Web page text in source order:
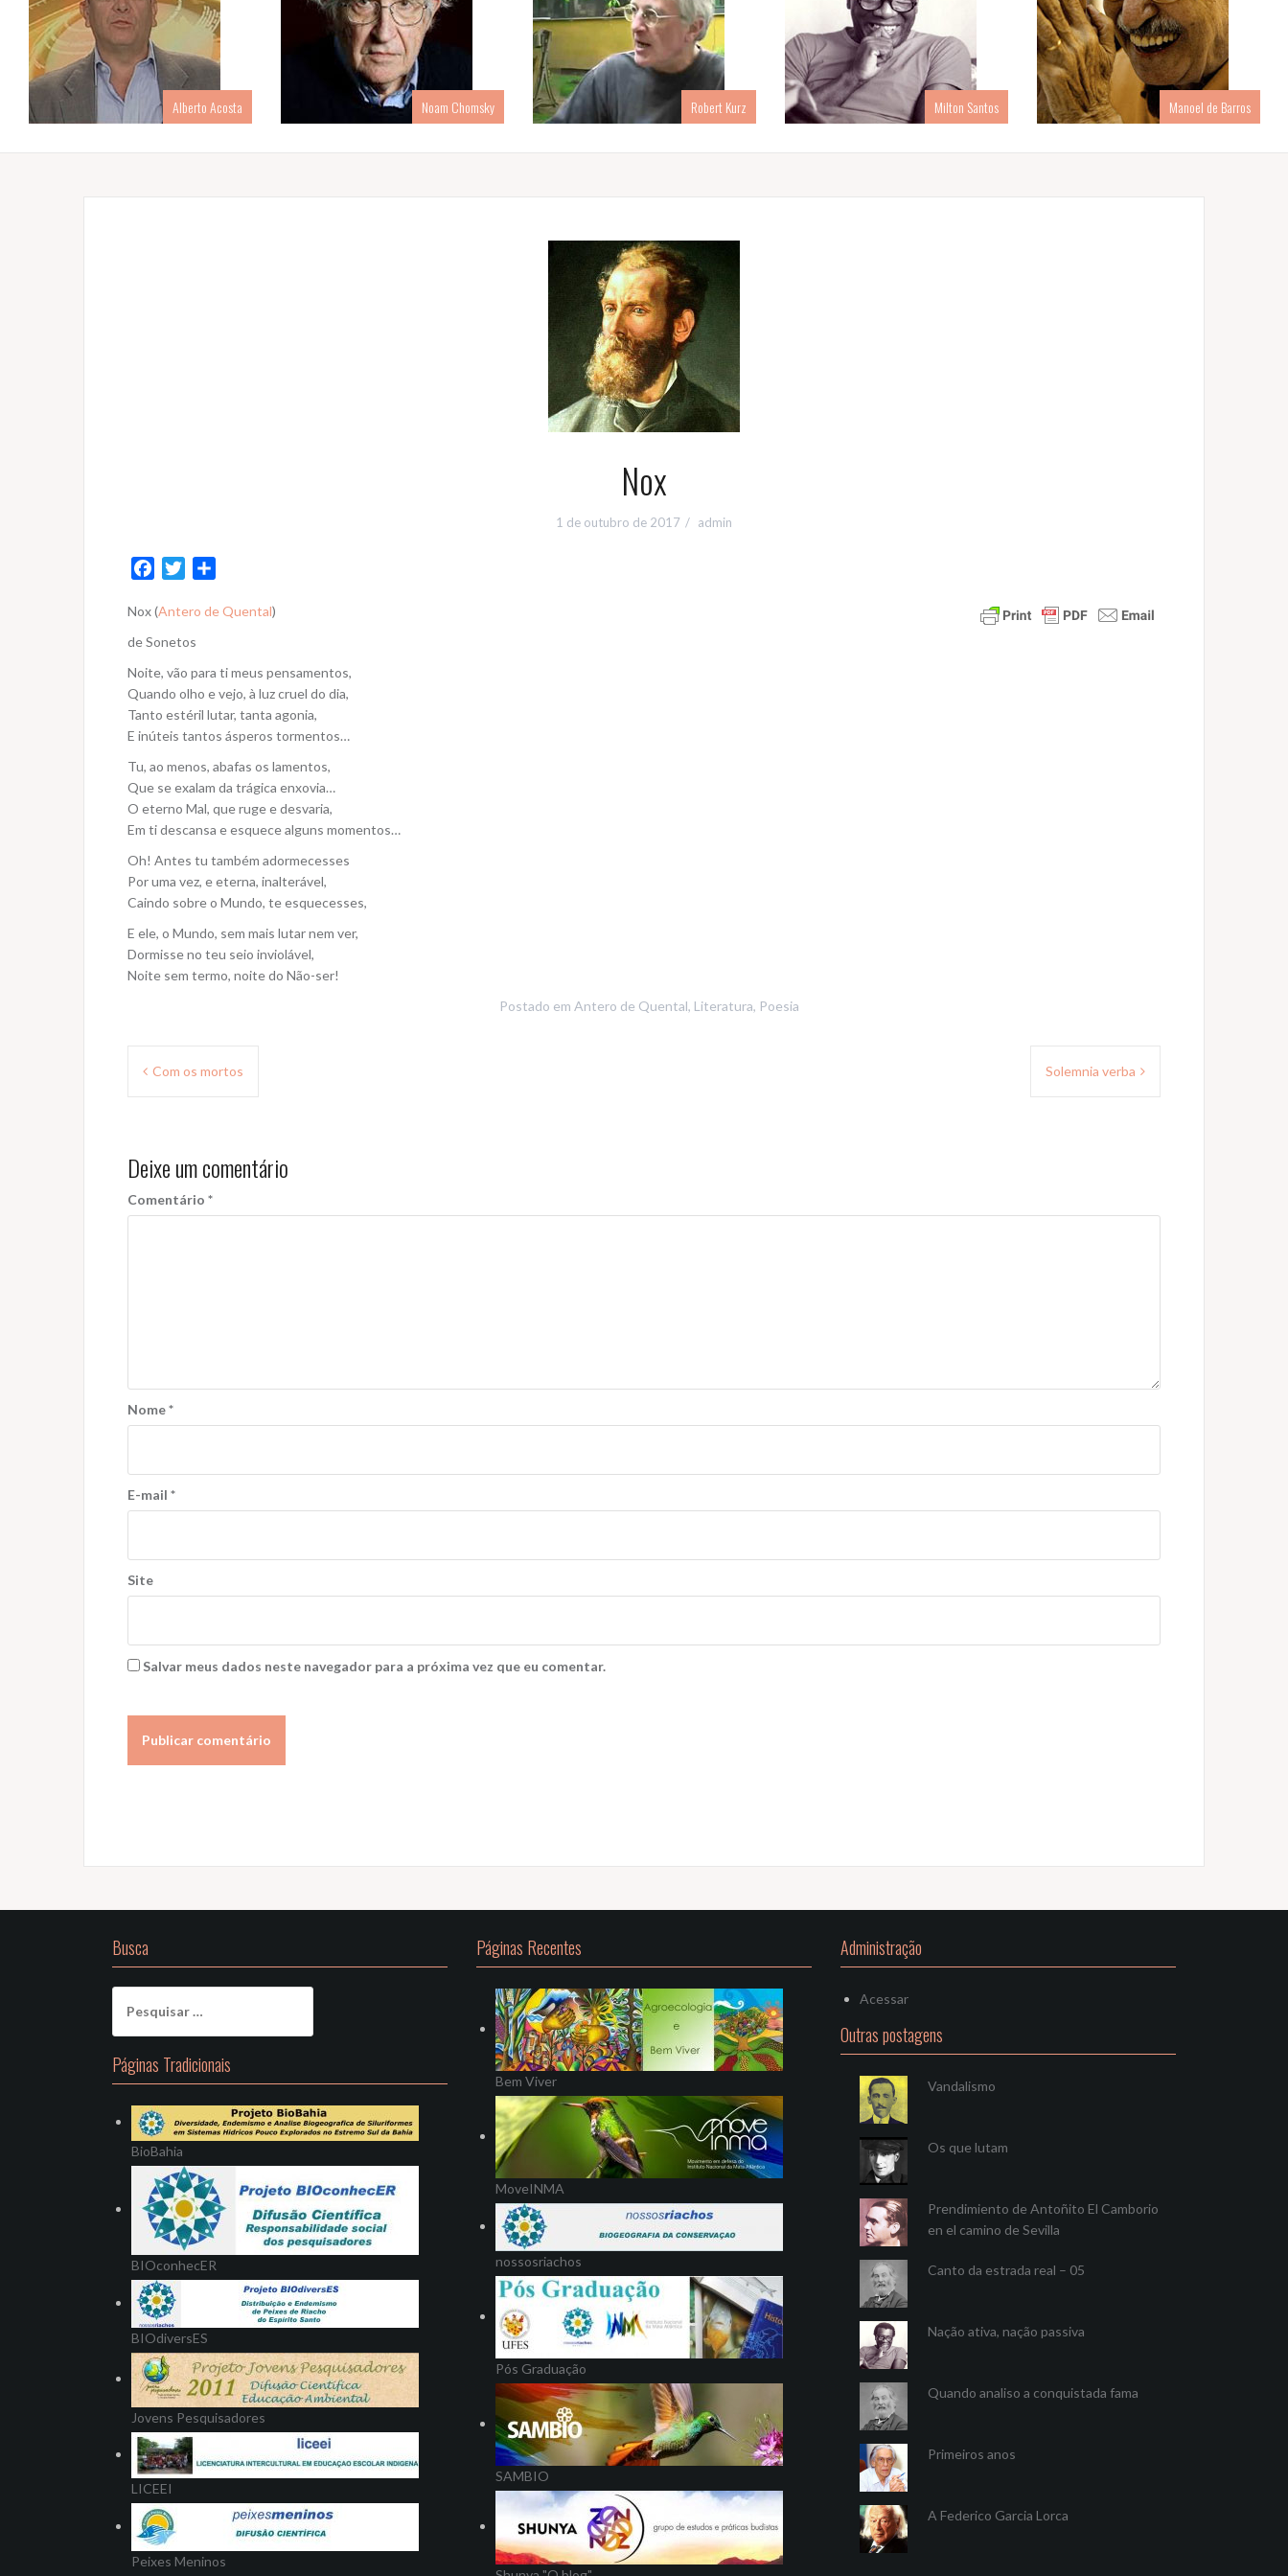
Alberto Acosta Noam Chomsky Robert Kurz Milton Santos Manoel de Barros
Nox
1 de outubro de 2017 admin
c
e
o
k
i
t
e
r
a
Nox (Antero de Quental)
de Sonetos
Noite, vão para ti meus pensamentos,
Quando olho e vejo, à luz cruel do dia,
Tanto estéril lutar, tanta agonia,
E inúteis tantos ásperos tormentos…
Tu, ao menos, abafas os lamentos,
Que se exalam da trágica enxovia…
O eterno Mal, que ruge e desvaria,
Em ti descansa e esquece alguns momentos…
Oh! Antes tu também adormecesses
Por uma vez, e eterna, inalterável,
Caindo sobre o Mundo, te esquecesses,
E ele, o Mundo, sem mais lutar nem ver,
Dormisse no teu seio inviolável,
Noite sem termo, noite do Não-ser!
Postado em Antero de Quental, Literatura, Poesia
Navegação
Com os mortos Solemnia verba
Deixe um comentário
Comentário *
Nome*
E-mail *
Site
Salvar meus dados neste navegador para a próxima vez que eu comentar.
Busca
por:
Páginas Tradicionais
BioBahia
BIOconhecER
BIOdiversES
Jovens Pesquisadores
LICEEI
Peixes Meninos
Páginas Recentes
Bem Viver
MoveINMA
nossosriachos
Pós Graduação
SAMBIO
Administração
Acessar
Outras postagens
Vandalismo
Os que lutam
Prendimiento de Antoñito El Camborio
en el camino de Sevilla
Canto da estrada real – 05
Nação ativa, nação passiva
Quando analiso a conquistada fama
Primeiros anos
A Federico Garcia Lorca